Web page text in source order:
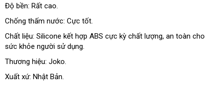
Độ bền: Rất cao.
Chống thấm nước: Cực tốt.
Chất liệu: Silicone kết hợp ABS cực kỳ chất lượngkhách
, an toàn cho
sức khỏe người sử dụng.
Thương hiệu: Joko.
Xuất xứ: Nhật Bản.